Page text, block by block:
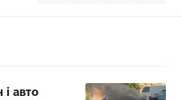
і авто